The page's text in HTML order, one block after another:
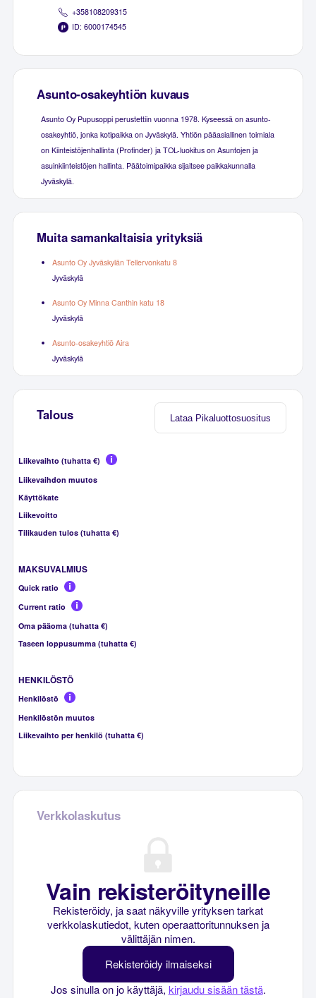
+358108209315
ID: 6000174545
Asunto-osakeyhtiön kuvaus
Asunto Oy Pupusoppi perustettiin vuonna 1978. Kyseessä on asunto-
osakeyhtiö, jonka kotipaikka on Jyväskylä. Yhtiön pääasiallinen toimiala
on Kiinteistöjenhallinta (Profinder) ja TOL-luokitus on Asuntojen ja
asuinkiinteistöjen hallinta. Päätoimipaikka sijaitsee paikkakunnalla
Jyväskylä.
Muita samankaltaisia yrityksiä
Asunto Oy Jyväskylän Tellervonkatu 8
Jyväskylä
Asunto Oy Minna Canthin katu 18
Jyväskylä
Asunto-osakeyhtiö Aira
Jyväskylä
Lataa Pikaluottosuositus
Talous
Liikevaihto (tuhatta €)
Liikevaihdon muutos
Käyttökate
Liikevoitto
Tilikauden tulos (tuhatta €)
MAKSUVALMIUS
Quick ratio
Current ratio
Oma pääoma (tuhatta €)
Taseen loppusumma (tuhatta €)
HENKILÖSTÖ
Henkilöstö
Henkilöstön muutos
Liikevaihto per henkilö (tuhatta €)
Verkkolaskutus
Vain rekisteröityneille
Rekisteröidy, ja saat näkyville yrityksen tarkat
verkkolaskutiedot, kuten operaattoritunnuksen ja
välittäjän nimen.
Rekisteröidy ilmaiseksi
Jos sinulla on jo käyttäjä, kirjaudu sisään tästä.